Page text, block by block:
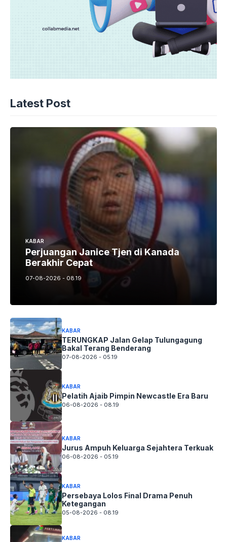
Latest Post
KABAR
Perjuangan Janice Tjen di Kanada
Berakhir Cepat
07-08-2026 - 08.19
KABAR
TERUNGKAP Jalan Gelap Tulungagung
Bakal Terang Benderang
07-08-2026 - 05.19
KABAR
Pelatih Ajaib Pimpin Newcastle Era Baru
06-08-2026 - 08.19
KABAR
Jurus Ampuh Keluarga Sejahtera Terkuak
06-08-2026 - 05.19
KABAR
Persebaya Lolos Final Drama Penuh
Ketegangan
05-08-2026 - 08.19
KABAR